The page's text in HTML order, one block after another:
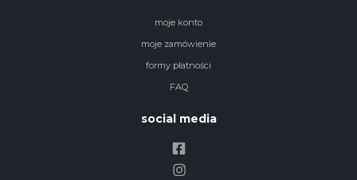
moje konto
moje zamówienie
formy płatności
FAQ
social media